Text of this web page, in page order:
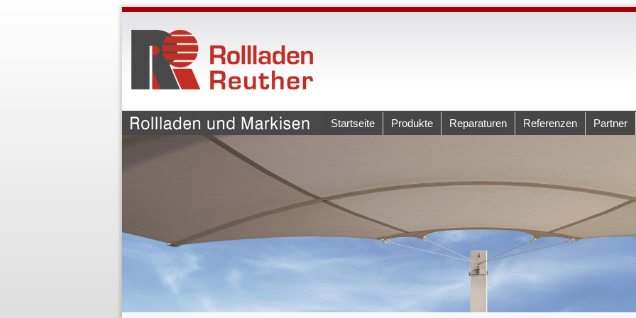
Startseite Produkte Reparaturen Referenzen Partner